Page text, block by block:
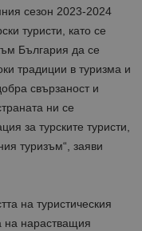
сезон 2023-2024
туристи, като се
България да се
традиции в туризма и
свързаност и
ни се
за турските туристи,
туризъм“, заяви
на туристическия
на нарастващия